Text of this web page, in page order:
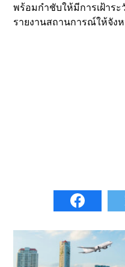
พร้อมกำชับให้มีการเฝ้าระ
รายงานสถานการณ์ให้จัง